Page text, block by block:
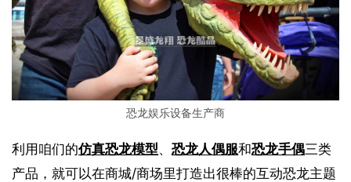
恐龙娱乐设备生产商
利用咱们的仿真恐龙模型、 恐龙人偶服和恐龙手偶三类
产品，就可以在商城/商场里打造出很棒的互动恐龙主题